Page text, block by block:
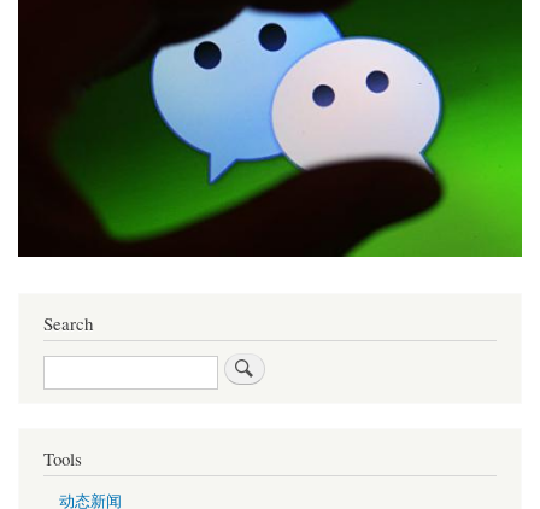
Search
Search
Tools
动态新闻